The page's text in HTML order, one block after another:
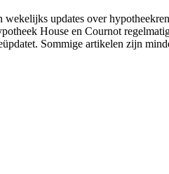
updates over
House en Cournot
Sommige artikelen zijn